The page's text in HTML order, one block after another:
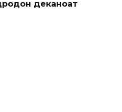
деканоат